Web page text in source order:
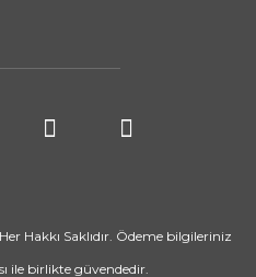
Hakkı Saklıdır. Ödeme bilgileriniz
ile birlikte güvendedir.